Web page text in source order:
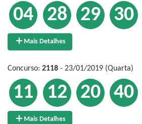
04 28 29 30
Mais Detalhes
Concurso: 2118 - 23/01/2019 (Quarta)
11 12 20 40
Mais Detalhes